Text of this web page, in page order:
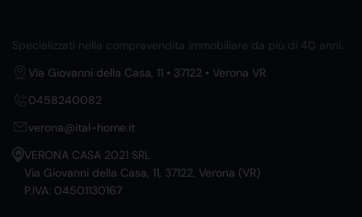
Specializzati nella compravendita immobiliare da più di 40 anni.
Via Giovanni della Casa, 11 • 37122 • Verona VR
0458240082
verona@ital-home.it
VERONA CASA 2021 SRL
Via Giovanni della Casa, 11, 37122, Verona (VR)
P.IVA: 04501130167